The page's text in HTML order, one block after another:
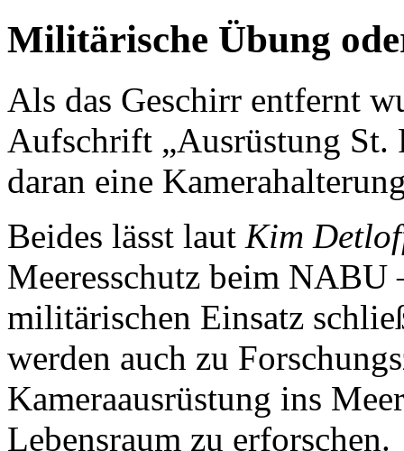
Militärische Übung
Als das Geschirr entfernt
Aufschrift „Ausrüstung St.
daran eine
Beides lässt laut Kim
Meeresschutz beim NABU
militärischen Einsatz
werden auch zu
Kameraausrüstung ins
Lebensraum zu erforschen.